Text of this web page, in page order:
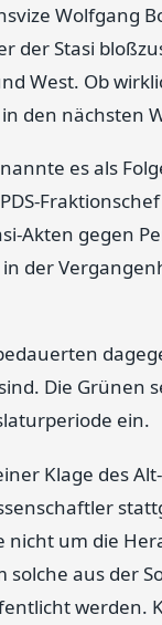
Wolfgang
der Stasi
West. Ob
den nächsten
es als
Akten gegen
der
Die Grünen
ein.
Klage des
nicht um die
aus der
werden.